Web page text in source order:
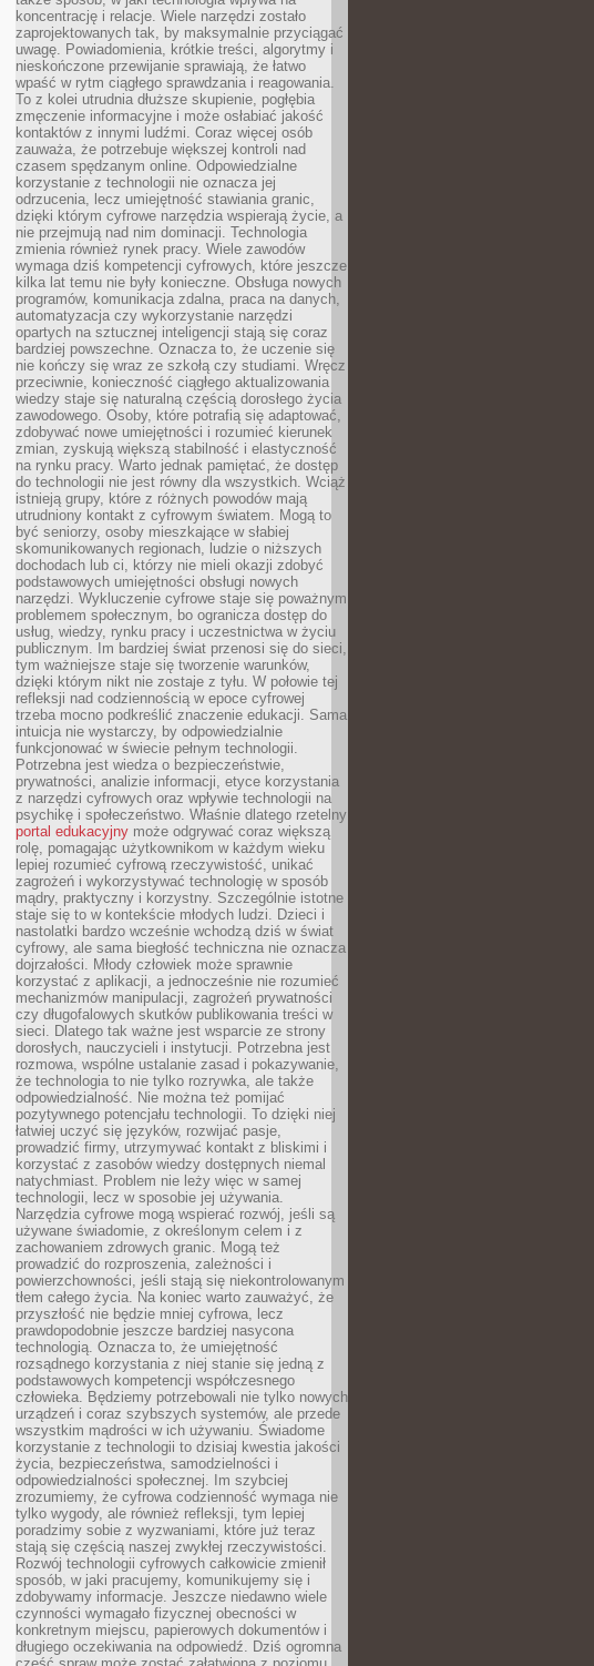
koncentrację i relacje. Wiele narzędzi zostało
zaprojektowanych tak, by maksymalnie przyciągać
uwagę. Powiadomienia, krótkie treści, algorytmy i
nieskończone przewijanie sprawiają, że łatwo
wpaść w rytm ciągłego sprawdzania i reagowania.
To z kolei utrudnia dłuższe skupienie, pogłębia
zmęczenie informacyjne i może osłabiać jakość
kontaktów z innymi ludźmi. Coraz więcej osób
zauważa, że potrzebuje większej kontroli nad
czasem spędzanym online. Odpowiedzialne
korzystanie z technologii nie oznacza jej
odrzucenia, lecz umiejętność stawiania granic,
dzięki którym cyfrowe narzędzia wspierają życie, a
nie przejmują nad nim dominacji. Technologia
zmienia również rynek pracy. Wiele zawodów
wymaga dziś kompetencji cyfrowych, które jeszcze
kilka lat temu nie były konieczne. Obsługa nowych
programów, komunikacja zdalna, praca na danych,
automatyzacja czy wykorzystanie narzędzi
opartych na sztucznej inteligencji stają się coraz
bardziej powszechne. Oznacza to, że uczenie się
nie kończy się wraz ze szkołą czy studiami. Wręcz
przeciwnie, konieczność ciągłego aktualizowania
wiedzy staje się naturalną częścią dorosłego życia
zawodowego. Osoby, które potrafią się adaptować,
zdobywać nowe umiejętności i rozumieć kierunek
zmian, zyskują większą stabilność i elastyczność
na rynku pracy. Warto jednak pamiętać, że dostęp
do technologii nie jest równy dla wszystkich. Wciąż
istnieją grupy, które z różnych powodów mają
utrudniony kontakt z cyfrowym światem. Mogą to
być seniorzy, osoby mieszkające w słabiej
skomunikowanych regionach, ludzie o niższych
dochodach lub ci, którzy nie mieli okazji zdobyć
podstawowych umiejętności obsługi nowych
narzędzi. Wykluczenie cyfrowe staje się poważnym
problemem społecznym, bo ogranicza dostęp do
usług, wiedzy, rynku pracy i uczestnictwa w życiu
publicznym. Im bardziej świat przenosi się do sieci,
tym ważniejsze staje się tworzenie warunków,
dzięki którym nikt nie zostaje z tyłu. W połowie tej
refleksji nad codziennością w epoce cyfrowej
trzeba mocno podkreślić znaczenie edukacji. Sama
intuicja nie wystarczy, by odpowiedzialnie
funkcjonować w świecie pełnym technologii.
Potrzebna jest wiedza o bezpieczeństwie,
prywatności, analizie informacji, etyce korzystania
z narzędzi cyfrowych oraz wpływie technologii na
psychikę i społeczeństwo. Właśnie dlatego rzetelny
portal edukacyjny może odgrywać coraz większą
rolę, pomagając użytkownikom w każdym wieku
lepiej rozumieć cyfrową rzeczywistość, unikać
zagrożeń i wykorzystywać technologię w sposób
mądry, praktyczny i korzystny. Szczególnie istotne
staje się to w kontekście młodych ludzi. Dzieci i
nastolatki bardzo wcześnie wchodzą dziś w świat
cyfrowy, ale sama biegłość techniczna nie oznacza
dojrzałości. Młody człowiek może sprawnie
korzystać z aplikacji, a jednocześnie nie rozumieć
mechanizmów manipulacji, zagrożeń prywatności
czy długofalowych skutków publikowania treści w
sieci. Dlatego tak ważne jest wsparcie ze strony
dorosłych, nauczycieli i instytucji. Potrzebna jest
rozmowa, wspólne ustalanie zasad i pokazywanie,
że technologia to nie tylko rozrywka, ale także
odpowiedzialność. Nie można też pomijać
pozytywnego potencjału technologii. To dzięki niej
łatwiej uczyć się języków, rozwijać pasje,
prowadzić firmy, utrzymywać kontakt z bliskimi i
korzystać z zasobów wiedzy dostępnych niemal
natychmiast. Problem nie leży więc w samej
technologii, lecz w sposobie jej używania.
Narzędzia cyfrowe mogą wspierać rozwój, jeśli są
używane świadomie, z określonym celem i z
zachowaniem zdrowych granic. Mogą też
prowadzić do rozproszenia, zależności i
powierzchowności, jeśli stają się niekontrolowanym
tłem całego życia. Na koniec warto zauważyć, że
przyszłość nie będzie mniej cyfrowa, lecz
prawdopodobnie jeszcze bardziej nasycona
technologią. Oznacza to, że umiejętność
rozsądnego korzystania z niej stanie się jedną z
podstawowych kompetencji współczesnego
człowieka. Będziemy potrzebowali nie tylko nowych
urządzeń i coraz szybszych systemów, ale przede
wszystkim mądrości w ich używaniu. Świadome
korzystanie z technologii to dzisiaj kwestia jakości
życia, bezpieczeństwa, samodzielności i
odpowiedzialności społecznej. Im szybciej
zrozumiemy, że cyfrowa codzienność wymaga nie
tylko wygody, ale również refleksji, tym lepiej
poradzimy sobie z wyzwaniami, które już teraz
stają się częścią naszej zwykłej rzeczywistości.
Rozwój technologii cyfrowych całkowicie zmienił
sposób, w jaki pracujemy, komunikujemy się i
zdobywamy informacje. Jeszcze niedawno wiele
czynności wymagało fizycznej obecności w
konkretnym miejscu, papierowych dokumentów i
długiego oczekiwania na odpowiedź. Dziś ogromna